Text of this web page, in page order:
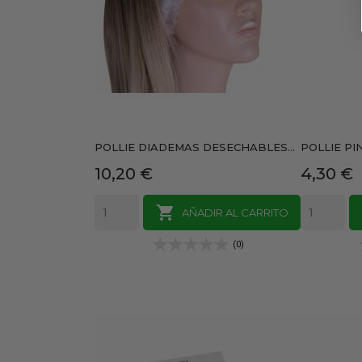
POLLIE DIADEMAS DESECHABLES...
Precio
10,20 €

AÑADIR AL CARRITO
(0)
POLLIE
Precio
4,30 €